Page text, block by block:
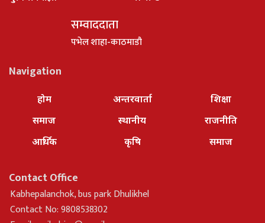
सम्वाददाता
पभेल शाहा-काठमाडौ
Navigation
होम
समाज
आर्थिक
अन्तरवार्ता
स्थानीय
कृषि
शिक्षा
राजनीति
समाज
Contact Office
Kabhepalanchok, bus park Dhulikhel
Contact No: 9808538302